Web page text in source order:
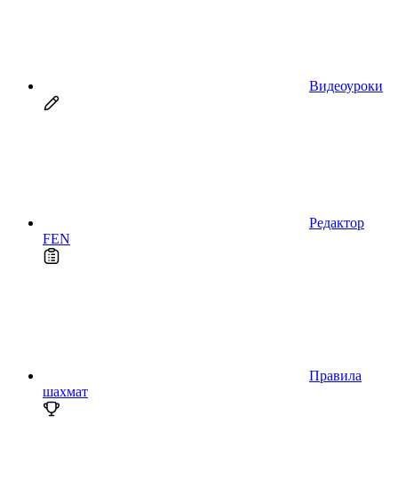
Видеоуроки
Редактор
FEN
Правила
шахмат